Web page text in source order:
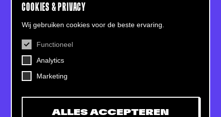
COOKIES & PRIVACY
Wij gebruiken cookies voor de beste ervaring.
Functioneel
Analytics
Marketing
ALLES ACCEPTEREN
CONTACT
Helling 7, 3523 CB Utrecht